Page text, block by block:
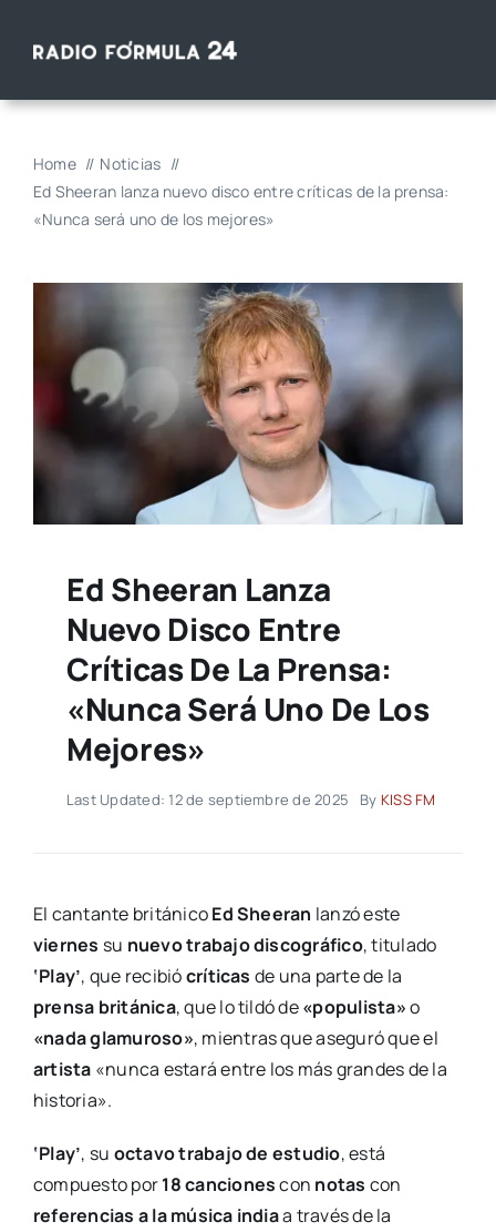
Home
Noticias
Ed Sheeran lanza nuevo disco entre críticas de la prensa:
«Nunca será uno de los mejores»
Ed Sheeran Lanza
Nuevo Disco Entre
Críticas De La Prensa:
«Nunca Será Uno De Los
Mejores»
Last Updated: 12 de septiembre de 2025 By KISS FM
El cantante británicoEd Sheeran lanzó este
viernes su nuevo trabajo discográfico, titulado
‘Play’, que recibiócríticas de una parte de la
prensa británica, que lo tildó de«populista»o
«nada glamuroso», mientras que aseguró que el
artista «nunca estará entre los más grandes de la
historia».
‘Play’, su octavo trabajo de estudio, está
compuesto por18 cancionescon notas con
referencias a la música indiaa través de la